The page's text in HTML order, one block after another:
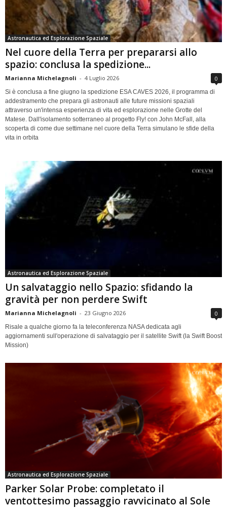
Astronautica ed Esplorazione Spaziale
Nel cuore della Terra per prepararsi allo
spazio: conclusa la spedizione...
Marianna Michelagnoli - 4 Luglio 2026 0
Si è conclusa a fine giugno la spedizione ESA CAVES 2026, il programma di
addestramento che prepara gli astronauti alle future missioni spaziali
attraverso un'intensa esperienza di vita ed esplorazione nelle Grotte del
Matese. Dall'isolamento sotterraneo al progetto Fly! con John McFall, alla
scoperta di come due settimane nel cuore della Terra simulano le sfide della
vita in orbita
Astronautica ed Esplorazione Spaziale
Un salvataggio nello Spazio: sfidando la
gravità per non perdere Swift
Marianna Michelagnoli - 23 Giugno 2026 0
Risale a qualche giorno fa la teleconferenza NASA dedicata agli
aggiornamenti sull'operazione di salvataggio per il satellite Swift (la Swift Boost
Mission)
Astronautica ed Esplorazione Spaziale
Parker Solar Probe: completato il
ventottesimo passaggio ravvicinato al Sole